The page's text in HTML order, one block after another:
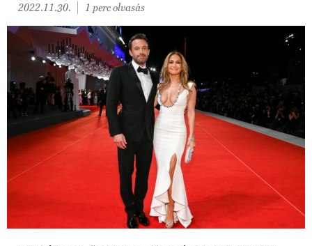
2022.11.30. 1 perc olvasás